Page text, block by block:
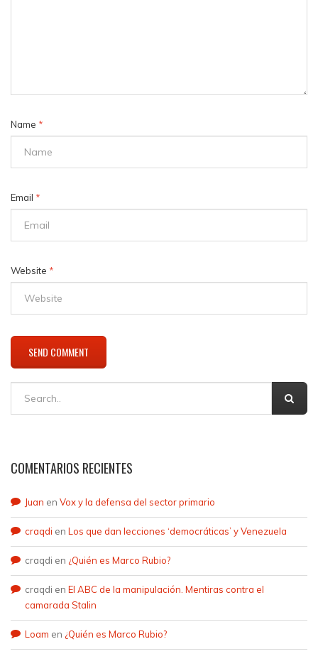
Name *
Email *
Website *
COMENTARIOS RECIENTES
Juan en Vox y la defensa del sector primario
craqdi en Los que dan lecciones ‘democráticas’ y Venezuela
craqdi en ¿Quién es Marco Rubio?
craqdi en El ABC de la manipulación. Mentiras contra el
camarada Stalin
Loam en ¿Quién es Marco Rubio?